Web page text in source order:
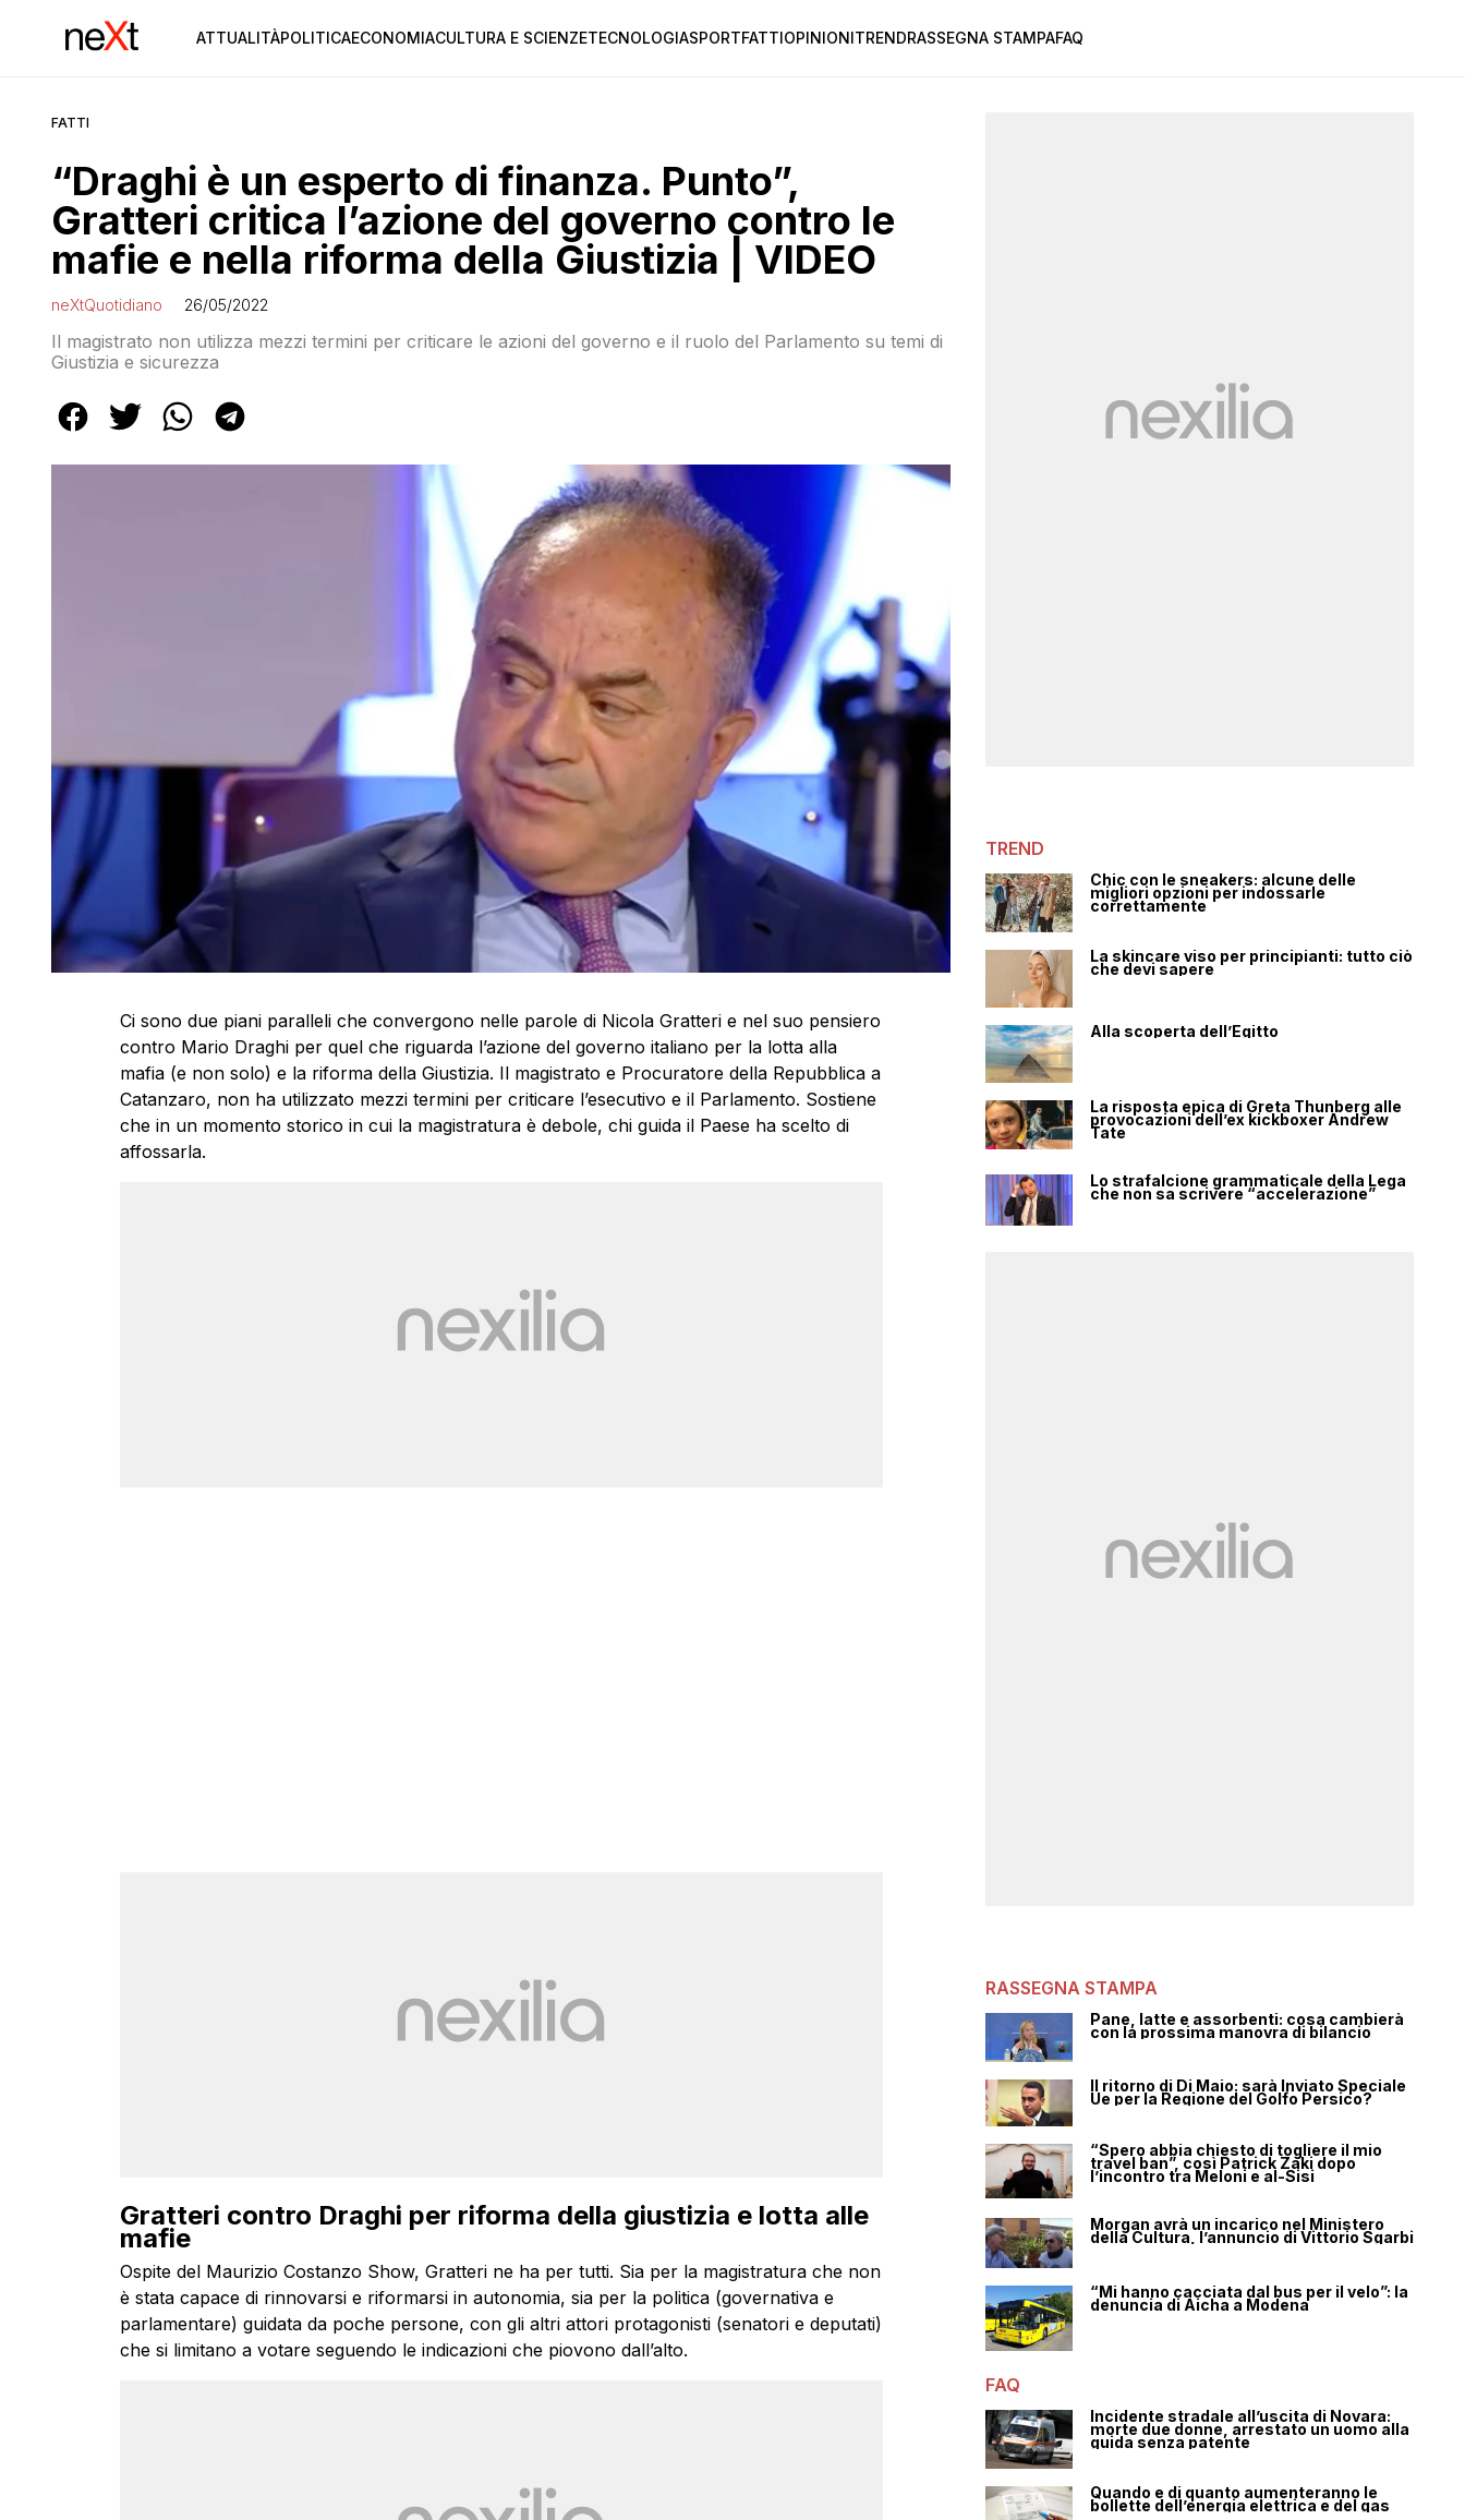
ATTUALITÀPOLITICAECONOMIACULTURA E SCIENZETECNOLOGIASPORTFATTIOPINIONITRENDRASSEGNA STAMPAFAQ
FATTI
“Draghi è un esperto di finanza. Punto”,
Gratteri critica l’azione del governo contro le
mafie e nella riforma della Giustizia | VIDEO
neXtQuotidiano 26/05/2022
Il magistrato non utilizza mezzi termini per criticare le azioni del governo e il ruolo del Parlamento su temi di
Giustizia e sicurezza
Ci sono due piani paralleli che convergono nelle parole di Nicola Gratteri e nel suo pensiero
contro Mario Draghi per quel che riguarda l’azione del governo italiano per la lotta alla
mafia (e non solo) e la riforma della Giustizia. Il magistrato e Procuratore della Repubblica a
Catanzaro, non ha utilizzato mezzi termini per criticare l’esecutivo e il Parlamento. Sostiene
che in un momento storico in cui la magistratura è debole, chi guida il Paese ha scelto di
affossarla.
Gratteri contro Draghi per riforma della giustizia e lotta alle
mafie
Ospite del Maurizio Costanzo Show, Gratteri ne ha per tutti. Sia per la magistratura che non
è stata capace di rinnovarsi e riformarsi in autonomia, sia per la politica (governativa e
parlamentare) guidata da poche persone, con gli altri attori protagonisti (senatori e deputati)
che si limitano a votare seguendo le indicazioni che piovono dall’alto.
TREND
Chic con le sneakers: alcune delle
migliori opzioni per indossarle
correttamente
La skincare viso per principianti: tutto ciò
che devi sapere
Alla scoperta dell’Egitto
La risposta epica di Greta Thunberg alle
provocazioni dell’ex kickboxer Andrew
Tate
Lo strafalcione grammaticale della Lega
che non sa scrivere “accelerazione”
RASSEGNA STAMPA
Pane, latte e assorbenti: cosa cambierà
con la prossima manovra di bilancio
Il ritorno di Di Maio: sarà Inviato Speciale
Ue per la Regione del Golfo Persico?
“Spero abbia chiesto di togliere il mio
travel ban”, così Patrick Zaki dopo
l’incontro tra Meloni e al-Sisi
Morgan avrà un incarico nel Ministero
della Cultura, l’annuncio di Vittorio Sgarbi
“Mi hanno cacciata dal bus per il velo”: la
denuncia di Aicha a Modena
FAQ
Incidente stradale all’uscita di Novara:
morte due donne, arrestato un uomo alla
guida senza patente
Quando e di quanto aumenteranno le
bollette dell’energia elettrica e del gas